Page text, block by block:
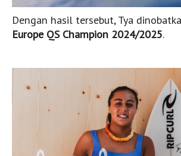
Lombok
Sumba
PemburuOmbak TV
Acara TV Terbaru
Dengan hasil tersebut, Tya
Europe QS Champion 2024/2025.